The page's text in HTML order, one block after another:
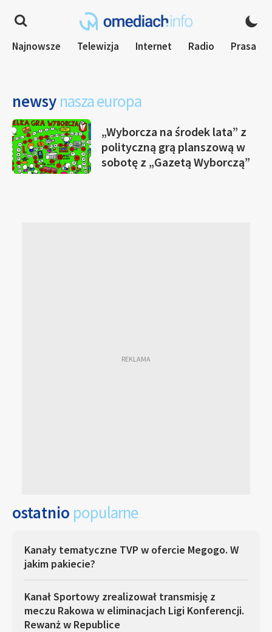
Najnowsze Telewizja Internet Radio Prasa
newsy nasza europa
„Wyborcza na środek lata” z
polityczną grą planszową w
sobotę z „Gazetą Wyborczą”
ostatnio popularne
Kanały tematyczne TVP w ofercie Megogo. W
jakim pakiecie?
Kanał Sportowy zrealizował transmisję z
meczu Rakowa w eliminacjach Ligi Konferencji.
Rewanż w Republice